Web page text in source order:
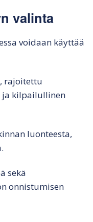
valinta
voidaan käyttää
rajoitettu
ja kilpailullinen
luonteesta,
sekä
onnistumisen